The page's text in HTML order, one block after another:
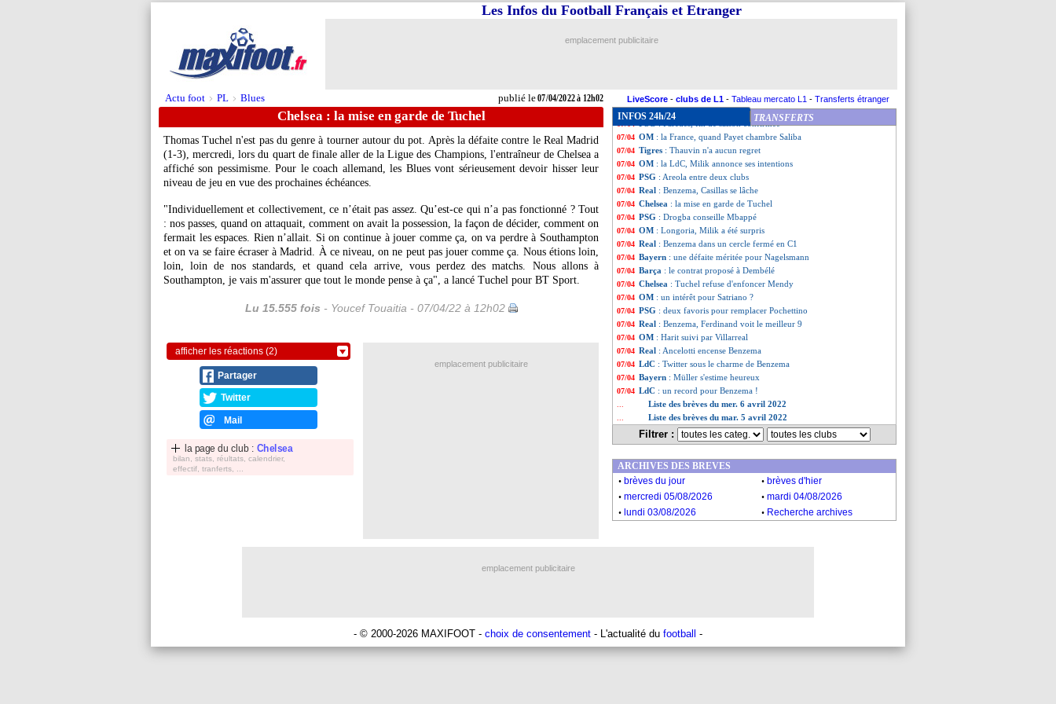
Actu foot > PL > Blues publié le07/04/2022 à 12h02
Les Infos du Football Français et Etranger
emplacement publicitaire
LiveScore - clubs de L1 - Tableau mercato L1 - Transferts étranger
Chelsea : la mise en garde de Tuchel
Thomas Tuchel n'est pas du genre à tourner autour du pot. Après la défaite contre le Real Madrid
(1-3), mercredi, lors du quart de finale aller de la Ligue des Champions, l'entraîneur de Chelsea a
affiché son pessimisme. Pour le coach allemand, les Blues vont sérieusement devoir hisser leur
niveau de jeu en vue des prochaines échéances.
"Individuellement et collectivement, ce n’était pas assez. Qu’est-ce qui n’a pas fonctionné ? Tout
: nos passes, quand on attaquait, comment on avait la possession, la façon de décider, comment on
fermait les espaces. Rien n’allait. Si on continue à jouer comme ça, on va perdre à Southampton
et on va se faire écraser à Madrid. À ce niveau, on ne peut pas jouer comme ça. Nous étions loin,
loin, loin de nos standards, et quand cela arrive, vous perdez des matchs. Nous allons à
Southampton, je vais m'assurer que tout le monde pense à ça", a lancé Tuchel pour BT Sport.
Lu 15.555 fois - Youcef Touaitia - 07/04/22 à 12h02
afficher les réactions (2)
Partager
Twitter
Mail
la page du club : Chelsea
bilan, stats, réultats, calendrier,
effectif, tranferts, ...
INFOS 24h/24 TRANSFERTS
07/04 Montpellier: Cabella pas prêt pour l'OM ?
07/04 Barça: Torres prêt à kidnapper Dembélé
07/04 Chelsea
07/04 VIDEO : incidents avec les Grecs à Marseille !
07/04 LdC: 2 triplés de suite, Benzema avec CR7
: Paredes, fin de saison confirmée
07/04 OM : la France, quand Payet chambre Saliba
07/04 Tigres : Thauvin n'a aucun regret
07/04 OM : la LdC, Milik annonce ses intentions
07/04 PSG : Areola entre deux clubs
07/04 Real : Benzema, Casillas se lâche
07/04 Chelsea : la mise en garde de Tuchel
07/04 PSG : Drogba conseille Mbappé
07/04 OM : Longoria, Milik a été surpris
07/04 Real : Benzema dans un cercle fermé en C1
07/04 Bayern : une défaite méritée pour Nagelsmann
07/04 Barça : le contrat proposé à Dembélé
07/04 Chelsea : Tuchel refuse d'enfoncer Mendy
07/04 OM : un intérêt pour Satriano ?
07/04 PSG : deux favoris pour remplacer Pochettino
07/04 Real : Benzema, Ferdinand voit le meilleur 9
07/04 OM : Harit suivi par Villarreal
07/04 Real : Ancelotti encense Benzema
07/04 LdC : Twitter sous le charme de Benzema
07/04 Bayern : Müller s'estime heureux
07/04 LdC : un record pour Benzema !
Liste des brèves du mer. 6 avril 2022
Liste des brèves du mar. 5 avril 2022
Filtrer :
emplacement publicitaire
ARCHIVES DES BREVES
. brèves du jour . brèves d'hier
. mercredi 05/08/2026 . mardi 04/08/2026
. lundi 03/08/2026 . Recherche archives
emplacement publicitaire
- © 2000-2026 MAXIFOOT - choix de consentement - L'actualité du football -